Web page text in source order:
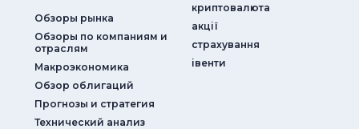
Обзоры рынка
Обзоры по компаниям и
отраслям
Макроэкономика
Обзор облигаций
Прогнозы и стратегия
Технический анализ
криптовалюта
акції
страхування
iвенти